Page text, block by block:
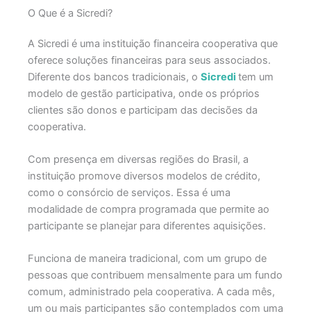
O Que é a Sicredi?
A Sicredi é uma instituição financeira cooperativa que
oferece soluções financeiras para seus associados.
Diferente dos bancos tradicionais, o Sicredi tem um
modelo de gestão participativa, onde os próprios
clientes são donos e participam das decisões da
cooperativa.
Com presença em diversas regiões do Brasil, a
instituição promove diversos modelos de crédito,
como o consórcio de serviços. Essa é uma
modalidade de compra programada que permite ao
participante se planejar para diferentes aquisições.
Funciona de maneira tradicional, com um grupo de
pessoas que contribuem mensalmente para um fundo
comum, administrado pela cooperativa. A cada mês,
um ou mais participantes são contemplados com uma